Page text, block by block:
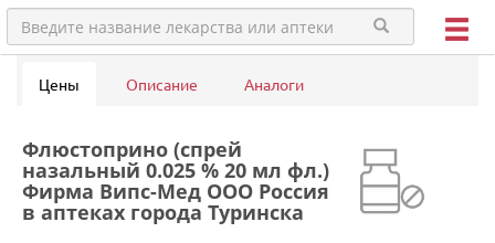
Цены Описание Аналоги
Флюстоприно (спрей
назальный 0.025 % 20 мл фл.)
Фирма Випс-Мед ООО Россия
в аптеках города Туринска